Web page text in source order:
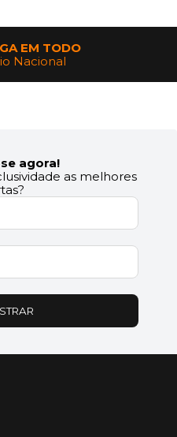
EM TODO
Nacional
agora!
as melhores